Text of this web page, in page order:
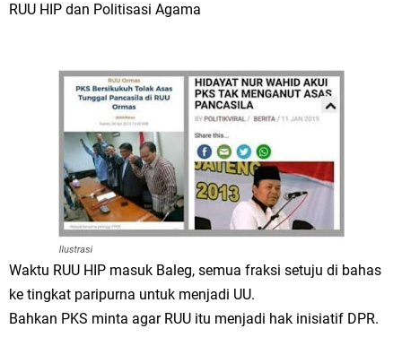
RUU HIP dan Politisasi Agama
Waktu RUU HIP masuk Baleg, semua fraksi setuju di bahas
ke tingkat paripurna untuk menjadi UU.
Bahkan PKS minta agar RUU itu menjadi hak inisiatif DPR.